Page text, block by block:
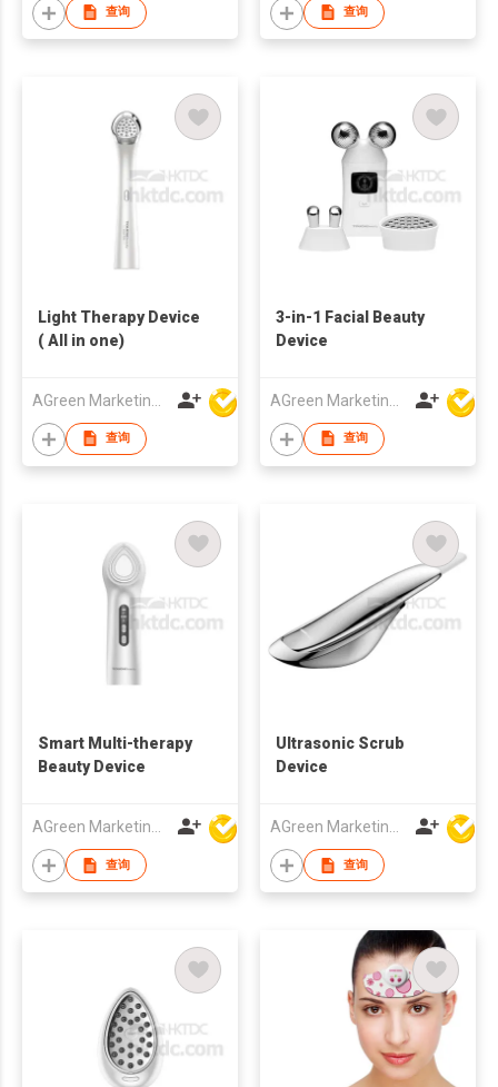
查询 查询
Light Therapy Device
( All in one)
查询
3-in-1 Facial Beauty
Device
查询
Smart Multi-therapy
Beauty Device
查询
Ultrasonic Scrub
Device
查询